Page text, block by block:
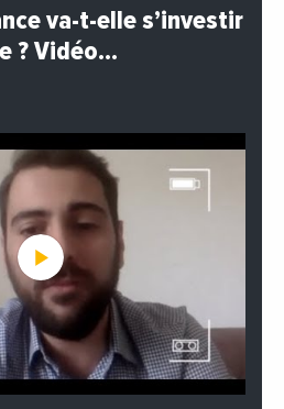
#Economie
va-t-elle s’investir
? Vidéo…